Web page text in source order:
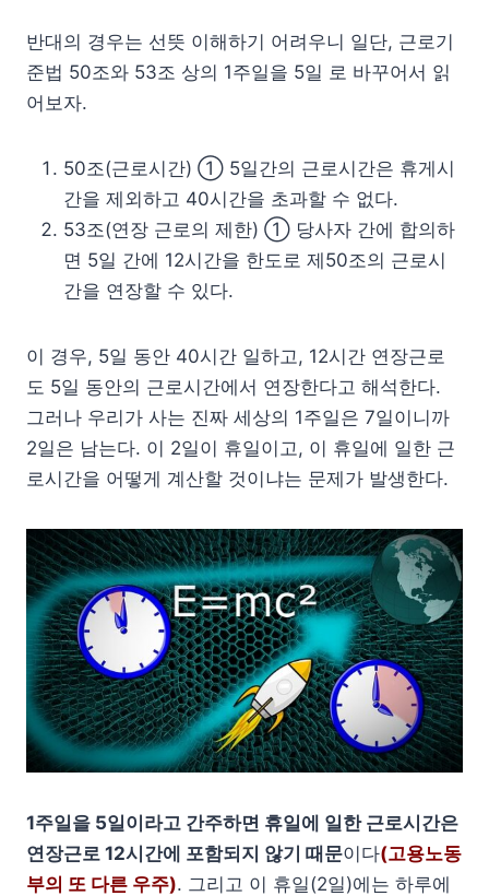
반대의 경우는 선뜻 이해하기 어려우니 일단, 근로기
준법 50조와 53조 상의 1주일을 5일 로 바꾸어서 읽
어보자.
50조(근로시간) ① 5일간의 근로시간은 휴게시
간을 제외하고 40시간을 초과할 수 없다.
53조(연장 근로의 제한) ① 당사자 간에 합의하
면 5일 간에 12시간을 한도로 제50조의 근로시
간을 연장할 수 있다.
이 경우, 5일 동안 40시간 일하고, 12시간 연장근로
도 5일 동안의 근로시간에서 연장한다고 해석한다.
그러나 우리가 사는 진짜 세상의 1주일은 7일이니까
2일은 남는다. 이 2일이 휴일이고, 이 휴일에 일한 근
로시간을 어떻게 계산할 것이냐는 문제가 발생한다.
1주일을 5일이라고 간주하면 휴일에 일한 근로시간은
연장근로 12시간에 포함되지 않기 때문이다(고용노동
부의 또 다른 우주). 그리고 이 휴일(2일)에는 하루에